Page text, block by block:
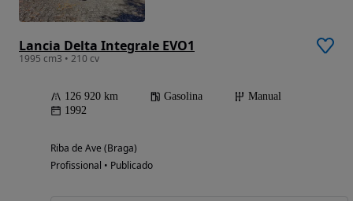
Lancia Delta Integrale EVO1
1995 cm3 • 210 cv
126 920 km Gasolina
Manual
1992
Riba de Ave (Braga)
Profissional • Publicado